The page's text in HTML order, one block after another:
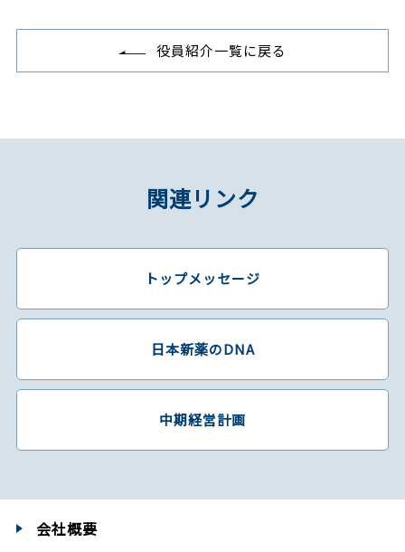
役員紹介一覧に戻る
関連リンク
トップメッセージ
日本新薬のDNA
中期経営計画
会社概要